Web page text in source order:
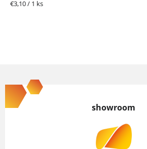
Jednotková
€3,10 / 1 ks
á
p
showroom